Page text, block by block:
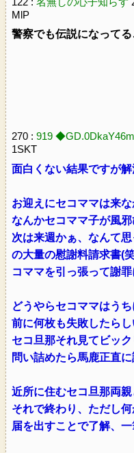
MlP
警察でも伝説になって
270 : 919
1SKT
面白くない結果ですが
お迎えにセコママは来
なんかセコママ子が風
次は来週かぁ、なんて
の大量の慰謝料請求書(
コママを引っ張って謝
どうやらセコママはう
前に何枚も失敗したらし
セコ旦那それ見てビック
問い詰めたら馬鹿正直
近所に住むセコ旦那両
それで終わり、ただし
届を出すことで了解、